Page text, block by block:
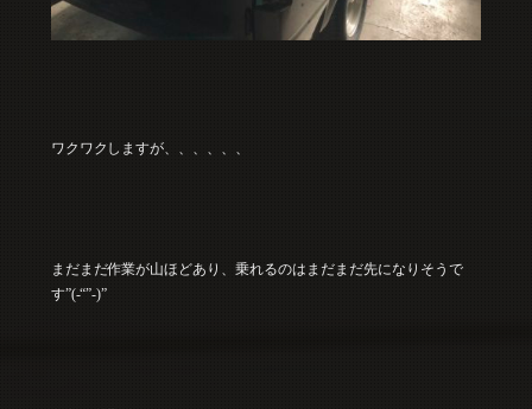
ワクワクしますが、、、、、、
まだまだ作業が山ほどあり、乗れるのはまだまだ先になりそうで
す”(-“”-)”